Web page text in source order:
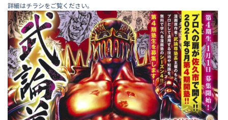
詳細はチラシをご覧ください。